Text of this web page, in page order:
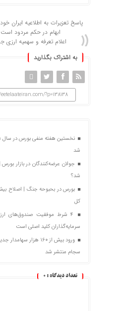
پاسخ تعزیرات به اطلاعیه ایران
ابهام در حکم مردود است
اعلام تعرفه و سهمیه ارزی
به اشتراک بگذارید
?p=138138
شد
جولان عرضه‌کنندگان در بازار
شد؟
کل
۴ شرط موفقیت صندوق‌های
سرمایه‌گذاران کلید اصلی است
ورود بیش از ۱۶۰ هزار
سجام منتشر شد
تعداد دیدگاه : 0